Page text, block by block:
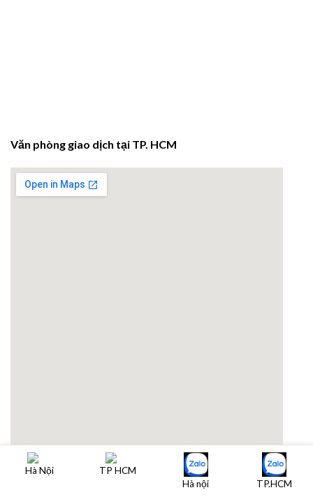
Văn phòng giao dịch tại TP. HCM
email google map
Designed by Hoàng Hải
Hà Nội
TP HCM
Hà nội
TP.HCM